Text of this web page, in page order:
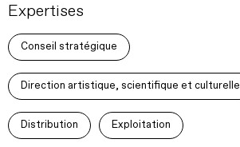
Expertises
Conseil stratégique
Direction artistique, scientifique et culturelle
Distribution Exploitation